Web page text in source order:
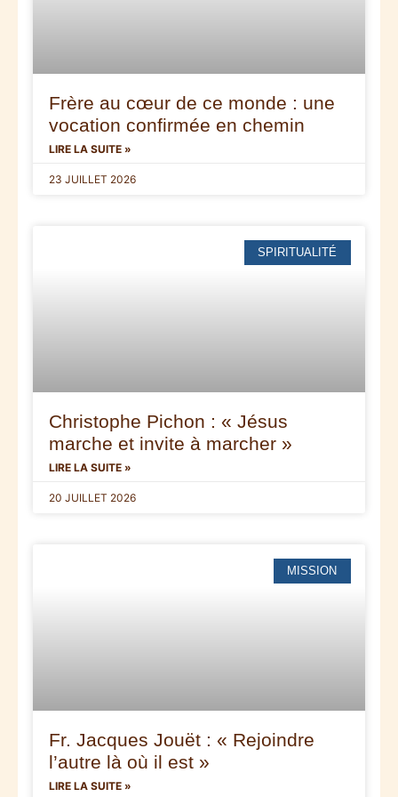
Frère au cœur de ce monde : une
vocation confirmée en chemin
LIRE LA SUITE »
23 JUILLET 2026
SPIRITUALITÉ
Christophe Pichon : « Jésus
marche et invite à marcher »
LIRE LA SUITE »
20 JUILLET 2026
MISSION
Fr. Jacques Jouët : « Rejoindre
l’autre là où il est »
LIRE LA SUITE »